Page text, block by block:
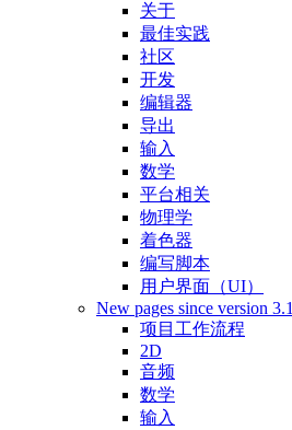
关于
最佳实践
社区
开发
编辑器
导出
输入
数学
平台相关
物理学
着色器
编写脚本
用户界面（UI）
New pages since version 3.1
项目工作流程
2D
音频
数学
输入